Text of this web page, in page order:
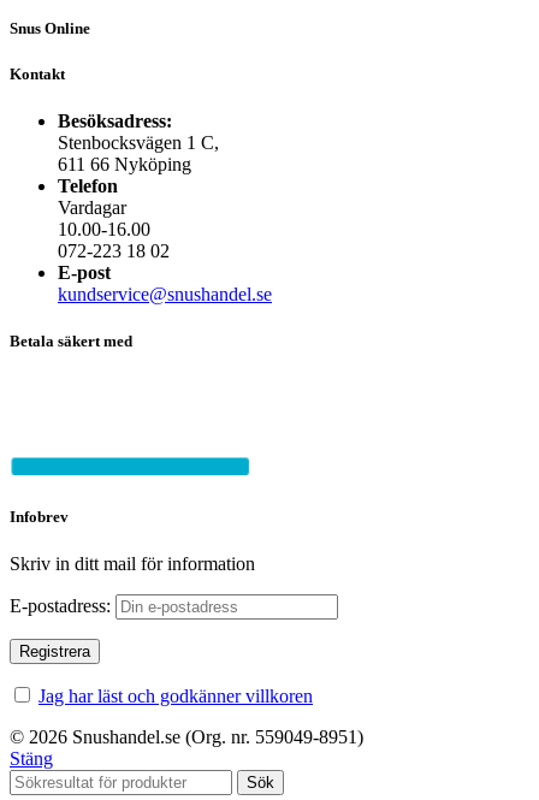
Snus Online
Kontakt
Besöksadress:
Stenbocksvägen 1 C,
611 66 Nyköping
Telefon
Vardagar
10.00-16.00
072-223 18 02
E-post
kundservice@snushandel.se
Betala säkert med
Infobrev
Skriv in ditt mail för information
E-postadress:
Jag har läst och godkänner villkoren
© 2026 Snushandel.se (Org. nr. 559049-8951)
Stäng
Sök